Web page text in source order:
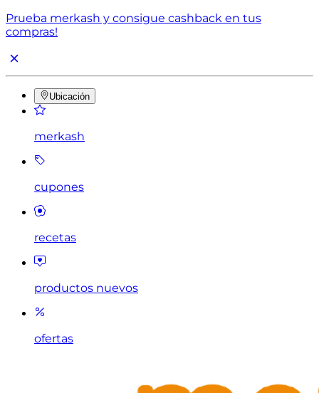
Prueba merkash y consigue cashback en tus
compras!
Ubicación
merkash
cupones
recetas
productos nuevos
ofertas